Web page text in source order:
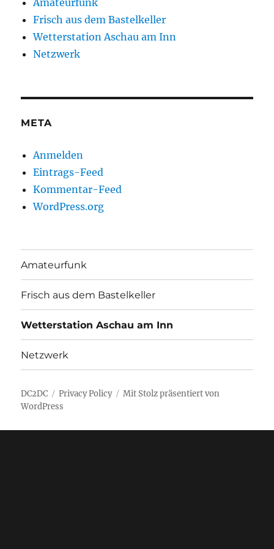
Amateurfunk
Frisch aus dem Bastelkeller
Wetterstation Aschau am Inn
Netzwerk
META
Anmelden
Eintrags-Feed
Kommentar-Feed
WordPress.org
Amateurfunk
Frisch aus dem Bastelkeller
Wetterstation Aschau am Inn
Netzwerk
DC2DC Privacy Policy
Mit Stolz präsentiert von
WordPress